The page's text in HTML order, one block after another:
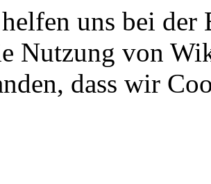
uns bei
Nutzung von
dass wir